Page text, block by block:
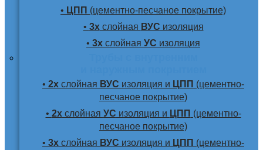
• ЦПП (цементно-песчаное покрытие)
• 3хслойная ВУС изоляция
• 3х слойная УС изоляция
• 2х слойная ВУС изоляция и ЦПП (цементно-
песчаное покрытие)
• 2хслойная УС изоляция и ЦПП (цементно-
песчаное покрытие)
• 3х слойная ВУС изоляция и ЦПП (цементно-